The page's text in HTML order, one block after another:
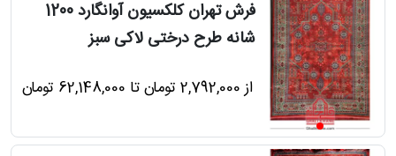
تماس
قالیخانه
درباره
فرش تهران کلکسیون آوانگارد 1200
شانه طرح درختی لاکی سبز
از 2,792,000 تومان تا 62,148,000 تومان